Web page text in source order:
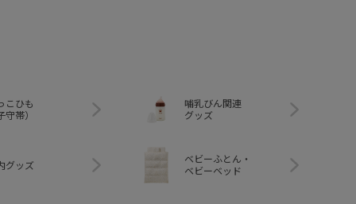
こひも
守帯）
哺乳びん関連
グッズ
グッズ
ベビーふとん・
ベビーベッド